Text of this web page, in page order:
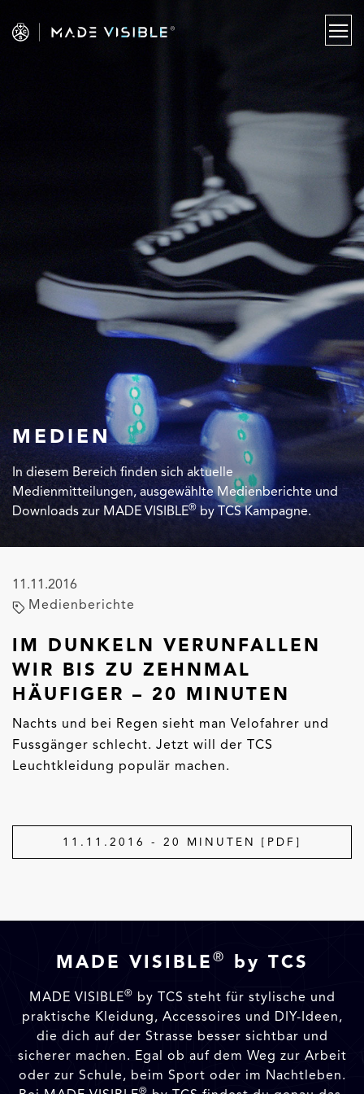
MEDIEN
In diesem Bereich finden sich aktuelle
Medienmitteilungen, ausgewählte Medienberichte und
Downloads zur MADE VISIBLE®by TCS Kampagne.
11.11.2016
Medienberichte
IM DUNKELN VERUNFALLEN
WIR BIS ZU ZEHNMAL
HÄUFIGER – 20 MINUTEN
Nachts und bei Regen sieht man Velofahrer und
Fussgänger schlecht. Jetzt will der TCS
Leuchtkleidung populär machen.
11.11.2016 - 20 MINUTEN [PDF]
MADE VISIBLE ® by TCS
MADE VISIBLE® by TCS steht für stylische und
praktische Kleidung, Accessoires und DIY-Ideen,
die dich auf der Strasse besser sichtbar und
sicherer machen. Egal ob auf dem Weg zur Arbeit
oder zur Schule, beim Sport oder im Nachtleben.
®